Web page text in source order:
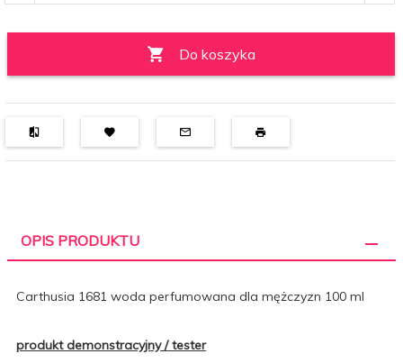
Do koszyka
OPIS PRODUKTU
Carthusia 1681 woda perfumowana dla mężczyzn 100 ml
produkt demonstracyjny / tester